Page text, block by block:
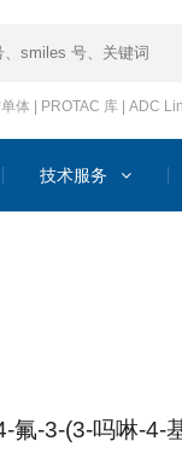
体 | PROTAC 库 | ADC
技术服务
氟-3-(3-吗啉-4-